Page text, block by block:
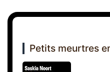
Petits meurtres